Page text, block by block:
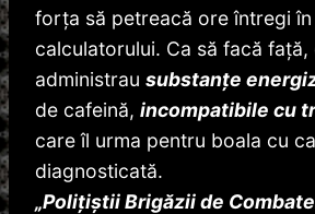
forţa să petreacă ore întregi
calculatorului. Ca să facă
administrau substanțe
de cafeină, incompatibile cu
care îl urma pentru boala cu
diagnosticată.
„Polițiștii Brigăzii de